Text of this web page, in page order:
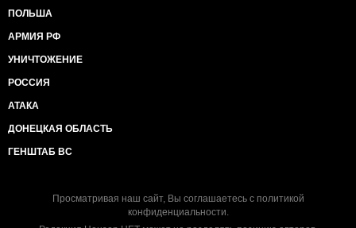
ПОЛЬША
АРМИЯ РФ
УНИЧТОЖЕНИЕ
РОССИЯ
АТАКА
ДОНЕЦКАЯ ОБЛАСТЬ
ГЕНШТАБ ВС
Просматривая наш сайт, Вы соглашаетесь с политикой
конфиденциальности.